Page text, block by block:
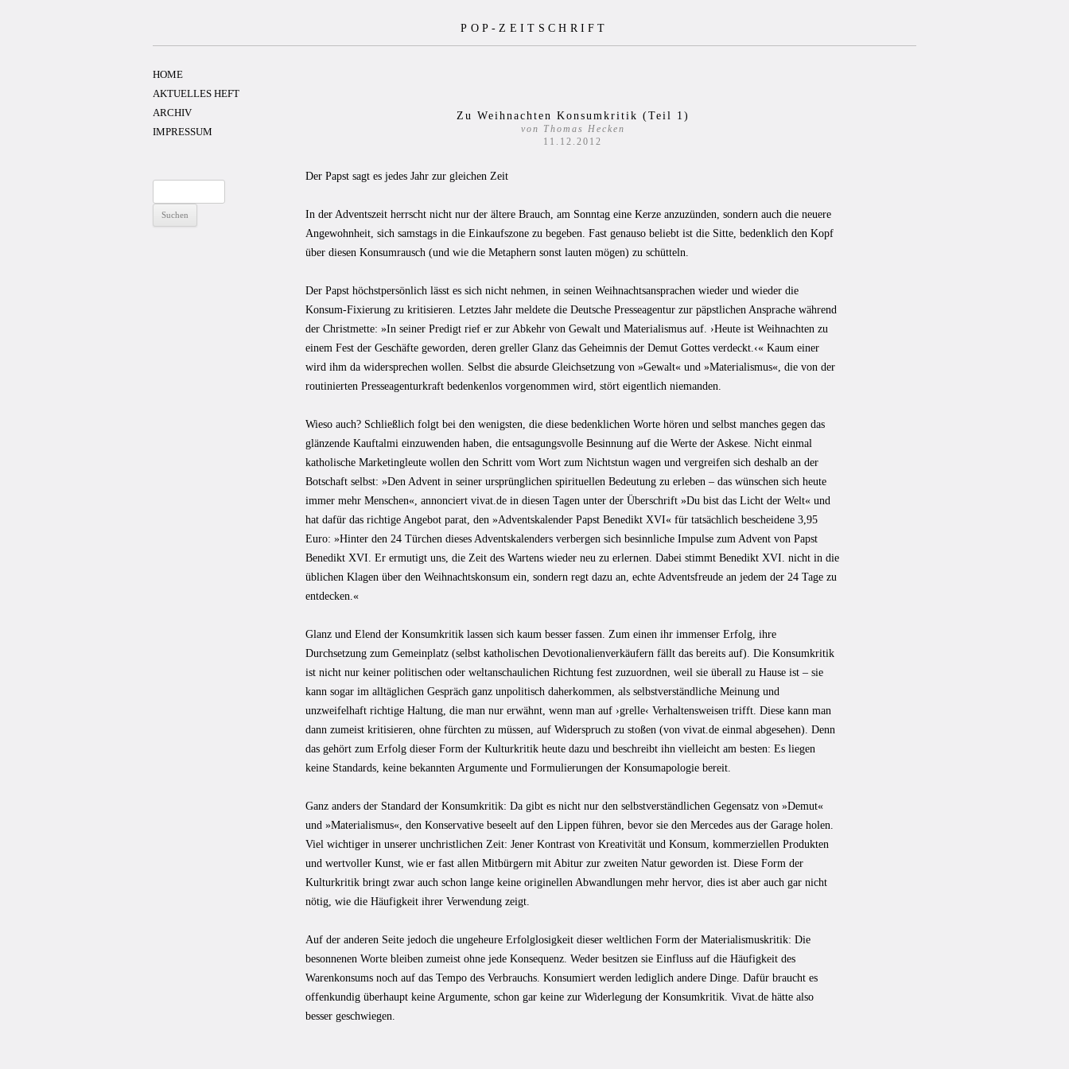
POP-ZEITSCHRIFT
Zu Weihnachten Konsumkritik (Teil 1)
von Thomas Hecken
11.12.2012
Der Papst sagt es jedes Jahr zur gleichen Zeit
In der Adventszeit herrscht nicht nur der ältere Brauch, am Sonntag eine Kerze anzuzünden, sondern auch die neuere
Angewohnheit, sich samstags in die Einkaufszone zu begeben. Fast genauso beliebt ist die Sitte, bedenklich den Kopf
über diesen Konsumrausch (und wie die Metaphern sonst lauten mögen) zu schütteln.
Der Papst höchstpersönlich lässt es sich nicht nehmen, in seinen Weihnachtsansprachen wieder und wieder die
Konsum-Fixierung zu kritisieren. Letztes Jahr meldete die Deutsche Presseagentur zur päpstlichen Ansprache während
der Christmette: »In seiner Predigt rief er zur Abkehr von Gewalt und Materialismus auf. ›Heute ist Weihnachten zu
einem Fest der Geschäfte geworden, deren greller Glanz das Geheimnis der Demut Gottes verdeckt.‹« Kaum einer
wird ihm da widersprechen wollen. Selbst die absurde Gleichsetzung von »Gewalt« und »Materialismus«, die von der
routinierten Presseagenturkraft bedenkenlos vorgenommen wird, stört eigentlich niemanden.
Wieso auch? Schließlich folgt bei den wenigsten, die diese bedenklichen Worte hören und selbst manches gegen das
glänzende Kauftalmi einzuwenden haben, die entsagungsvolle Besinnung auf die Werte der Askese. Nicht einmal
katholische Marketingleute wollen den Schritt vom Wort zum Nichtstun wagen und vergreifen sich deshalb an der
Botschaft selbst: »Den Advent in seiner ursprünglichen spirituellen Bedeutung zu erleben – das wünschen sich heute
immer mehr Menschen«, annonciert vivat.de in diesen Tagen unter der Überschrift »Du bist das Licht der Welt« und
hat dafür das richtige Angebot parat, den »Adventskalender Papst Benedikt XVI« für tatsächlich bescheidene 3,95
Euro: »Hinter den 24 Türchen dieses Adventskalenders verbergen sich besinnliche Impulse zum Advent von Papst
Benedikt XVI. Er ermutigt uns, die Zeit des Wartens wieder neu zu erlernen. Dabei stimmt Benedikt XVI. nicht in die
üblichen Klagen über den Weihnachtskonsum ein, sondern regt dazu an, echte Adventsfreude an jedem der 24 Tage zu
entdecken.«
Glanz und Elend der Konsumkritik lassen sich kaum besser fassen. Zum einen ihr immenser Erfolg, ihre
Durchsetzung zum Gemeinplatz (selbst katholischen Devotionalienverkäufern fällt das bereits auf). Die Konsumkritik
ist nicht nur keiner politischen oder weltanschaulichen Richtung fest zuzuordnen, weil sie überall zu Hause ist – sie
kann sogar im alltäglichen Gespräch ganz unpolitisch daherkommen, als selbstverständliche Meinung und
unzweifelhaft richtige Haltung, die man nur erwähnt, wenn man auf ›grelle‹ Verhaltensweisen trifft. Diese kann man
dann zumeist kritisieren, ohne fürchten zu müssen, auf Widerspruch zu stoßen (von vivat.de einmal abgesehen). Denn
das gehört zum Erfolg dieser Form der Kulturkritik heute dazu und beschreibt ihn vielleicht am besten: Es liegen
keine Standards, keine bekannten Argumente und Formulierungen der Konsumapologie bereit.
Ganz anders der Standard der Konsumkritik: Da gibt es nicht nur den selbstverständlichen Gegensatz von »Demut«
und »Materialismus«, den Konservative beseelt auf den Lippen führen, bevor sie den Mercedes aus der Garage holen.
Viel wichtiger in unserer unchristlichen Zeit: Jener Kontrast von Kreativität und Konsum, kommerziellen Produkten
und wertvoller Kunst, wie er fast allen Mitbürgern mit Abitur zur zweiten Natur geworden ist. Diese Form der
Kulturkritik bringt zwar auch schon lange keine originellen Abwandlungen mehr hervor, dies ist aber auch gar nicht
nötig, wie die Häufigkeit ihrer Verwendung zeigt.
Auf der anderen Seite jedoch die ungeheure Erfolglosigkeit dieser weltlichen Form der Materialismuskritik: Die
besonnenen Worte bleiben zumeist ohne jede Konsequenz. Weder besitzen sie Einfluss auf die Häufigkeit des
Warenkonsums noch auf das Tempo des Verbrauchs. Konsumiert werden lediglich andere Dinge. Dafür braucht es
offenkundig überhaupt keine Argumente, schon gar keine zur Widerlegung der Konsumkritik. Vivat.de hätte also
besser geschwiegen.
HOME
AKTUELLES HEFT
ARCHIV
IMPRESSUM
nach: